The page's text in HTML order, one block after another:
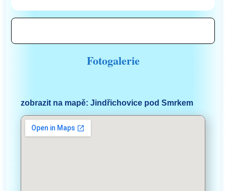
Fotogalerie
zobrazit na mapě: Jindřichovice pod Smrkem